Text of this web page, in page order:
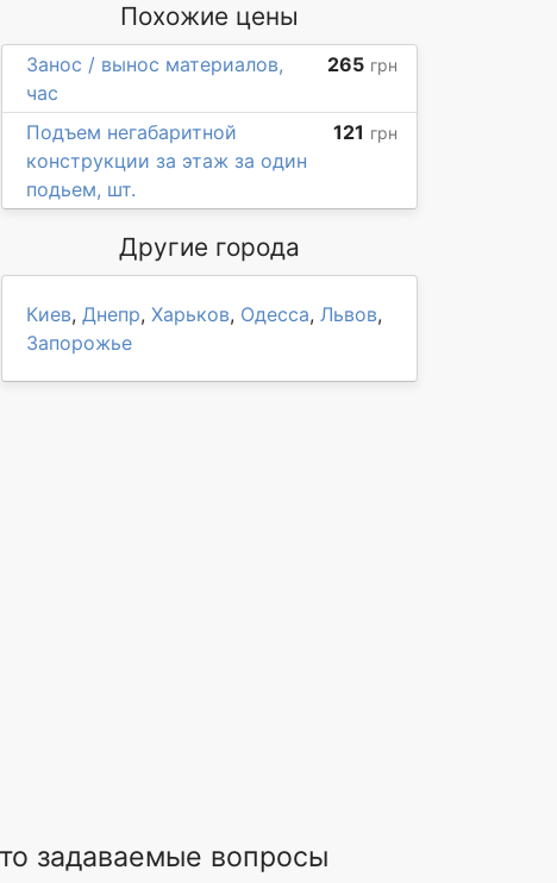
Похожие цены
Занос / вынос материалов,
час
265 грн
Подъем негабаритной
конструкции за этаж за один
подьем, шт.
121 грн
Другие города
Киев, Днепр, Харьков, Одесса, Львов,
Запорожье
задаваемые вопросы